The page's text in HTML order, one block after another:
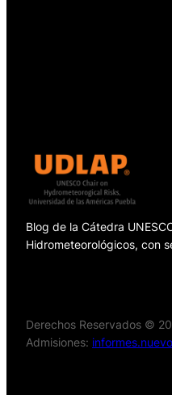
Blog de la Cátedra
Hidrometeorológicos, con
Derechos Reservados ©
Admisiones: